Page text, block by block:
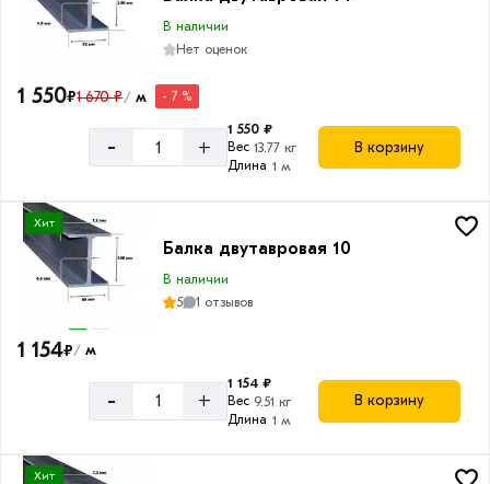
В наличии
Нет оценок
1 550₽1 670 ₽/ м - 7 %
- +
1 550 ₽
Вес 13.77 кг
Длина 1 м
В корзину
Хит
Балка двутавровая 10
В наличии
5
1 отзывов
1 154₽/ м
- +
1 154 ₽
Вес 9.51 кг
Длина 1 м
В корзину
Хит